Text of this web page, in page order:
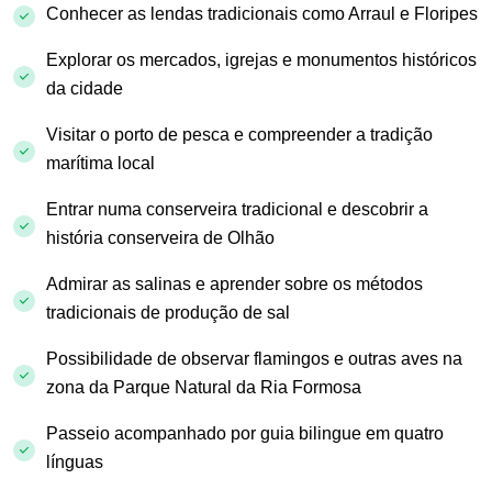
Conhecer as lendas tradicionais como Arraul e Floripes
Explorar os mercados, igrejas e monumentos históricos
da cidade
Visitar o porto de pesca e compreender a tradição
marítima local
Entrar numa conserveira tradicional e descobrir a
história conserveira de Olhão
Admirar as salinas e aprender sobre os métodos
tradicionais de produção de sal
Possibilidade de observar flamingos e outras aves na
zona da Parque Natural da Ria Formosa
Passeio acompanhado por guia bilingue em quatro
línguas